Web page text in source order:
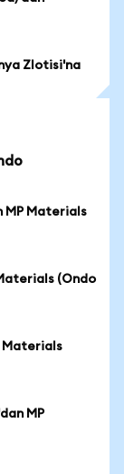
Zlotisi'na
MP Materials
(Ondo
Materials
MP